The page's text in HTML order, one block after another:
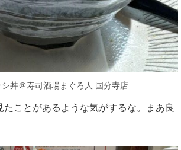
丼＠寿司酒場まぐろ人 国分寺店
たことがあるような気がするな。まあ良